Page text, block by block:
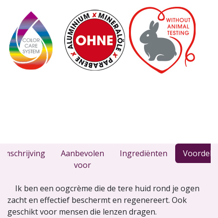
Aanbevolen
voor
Ingrediënten
Ik ben een oogcrème die de tere huid rond je ogen
zacht en effectief beschermt en regenereert. Ook
geschikt voor mensen die lenzen dragen.